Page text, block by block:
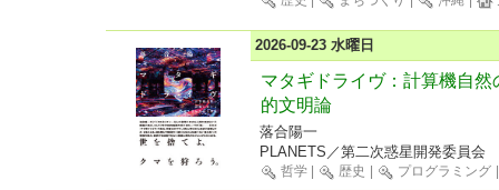
2026-09-23 水曜日
マタギドライヴ：計算機自
的文明論
落合陽一
PLANETS／第二次惑星開発委員会
哲学 歴史 プログラミング